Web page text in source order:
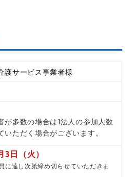
護サービス事業者様
が多数の場合は1法人の参加人数
いただく場合がございます。
3日（火）
に達し次第締め切らせていただきま